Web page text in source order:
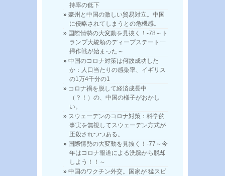
持率の低下
豪州と中国の激しい貿易対立。中国
に侵略されてしまうとの危機感。
国際情勢の大変動を見抜く！-78～ト
ランプ大統領のディープステート一
掃作戦が始まった～
中国のコロナ対策は何故成功した
か：人口当たりの感染率、イギリス
の1万4千分の1
コロナ禍を脱して経済成長中
（？！）の、中国の様子がおかし
い。
スウェーデンのコロナ対策：科学的
事実を無視してスウェーデン方式が
圧殺されつつある。
国際情勢の大変動を見抜く！-77～今
年はコロナ報道による洗脳から脱却
しよう！！～
中国のワクチン外交。国家が 猛スピ